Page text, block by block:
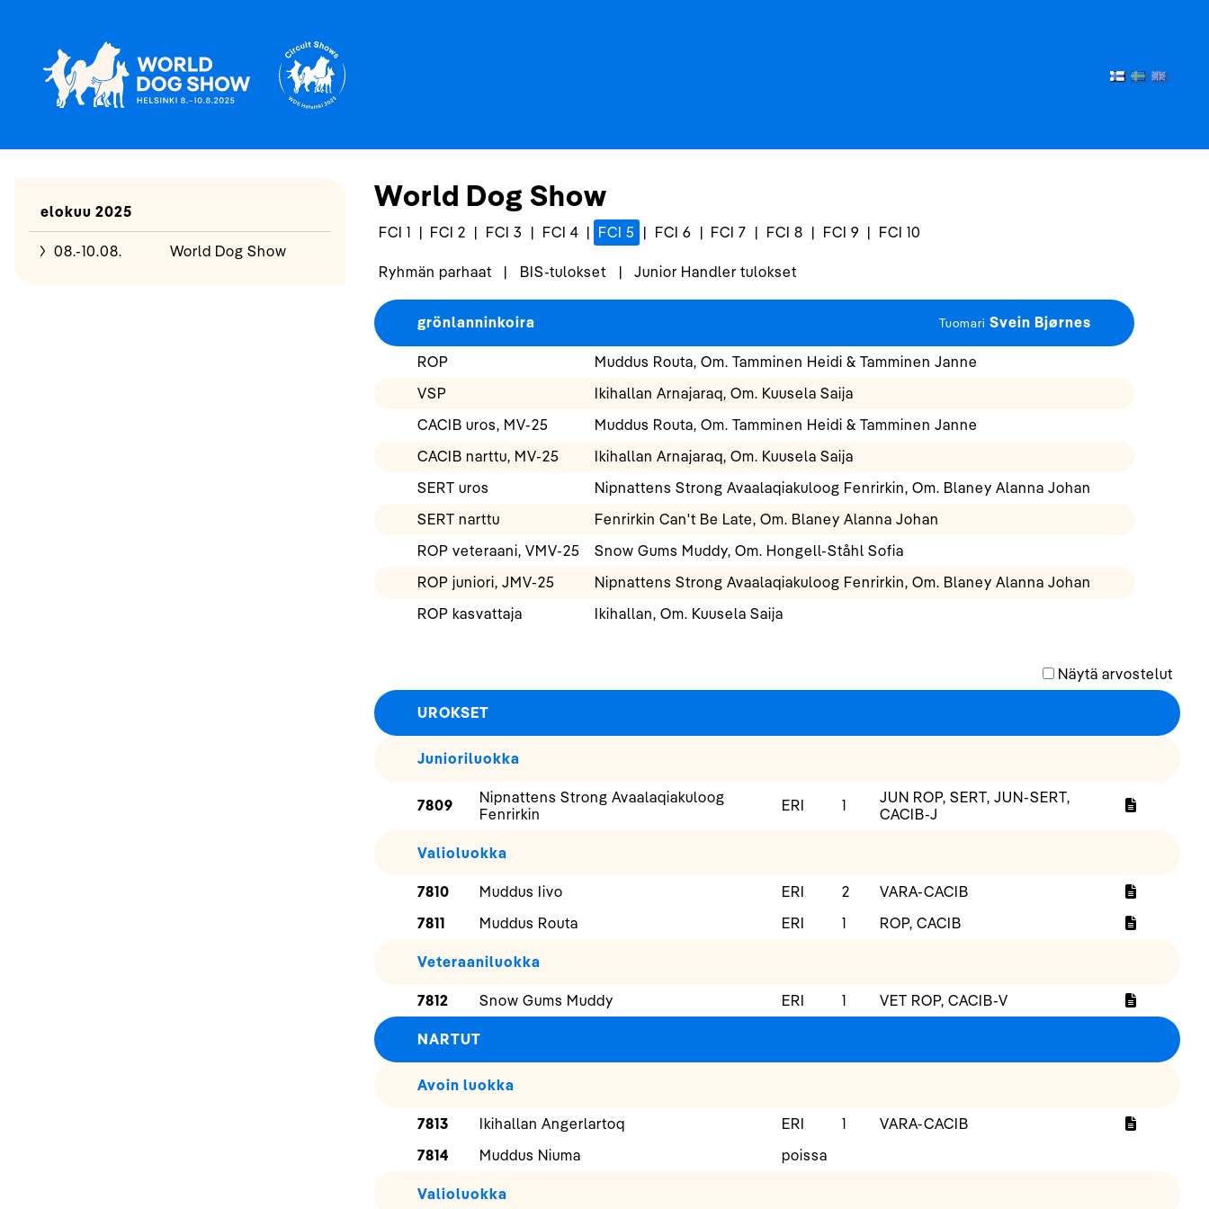
elokuu 2025
08.-10.08. World Dog Show
World Dog Show
FCI 1 | FCI 2 | FCI 3 | FCI 4 | FCI 5 | FCI 6 | FCI 7 | FCI 8 | FCI 9 | FCI 10
Ryhmän parhaat | BIS-tulokset | Junior Handler tulokset
grönlanninkoira Tuomari Svein Bjørnes
ROP
Muddus Routa, Om. Tamminen Heidi & Tamminen Janne
VSP
Ikihallan Arnajaraq, Om. Kuusela Saija
CACIB uros, MV-25
Muddus Routa, Om. Tamminen Heidi & Tamminen Janne
CACIB narttu, MV-25
Ikihallan Arnajaraq, Om. Kuusela Saija
SERT uros
Nipnattens Strong Avaalaqiakuloog Fenrirkin, Om. Blaney Alanna Johan
SERT narttu
Fenrirkin Can't Be Late, Om. Blaney Alanna Johan
ROP veteraani, VMV-25
Snow Gums Muddy, Om. Hongell-Ståhl Sofia
ROP juniori, JMV-25
Nipnattens Strong Avaalaqiakuloog Fenrirkin, Om. Blaney Alanna Johan
ROP kasvattaja
Ikihallan, Om. Kuusela Saija
Näytä arvostelut
UROKSET
Junioriluokka
7809
Nipnattens Strong Avaalaqiakuloog
Fenrirkin
ERI 1
JUN ROP, SERT, JUN-SERT,
CACIB-J
Valioluokka
7810 Muddus Iivo ERI 2
VARA-CACIB
7811
Muddus Routa ERI 1 ROP, CACIB
Veteraaniluokka
7812 Snow Gums Muddy ERI 1 VET ROP, CACIB-V
NARTUT
Avoin luokka
7813 Ikihallan Angerlartoq ERI 1
VARA-CACIB
7814
Muddus Niuma poissa
Valioluokka